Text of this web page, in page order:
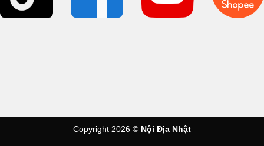
Copyright 2026 © Nội Địa Nhật